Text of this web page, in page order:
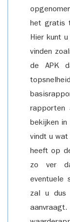
het gratis
Hier kunt
vinden
de APK
rapporten
bekijken
vindt u
heeft op
zo ver
eventuele
zal u dus